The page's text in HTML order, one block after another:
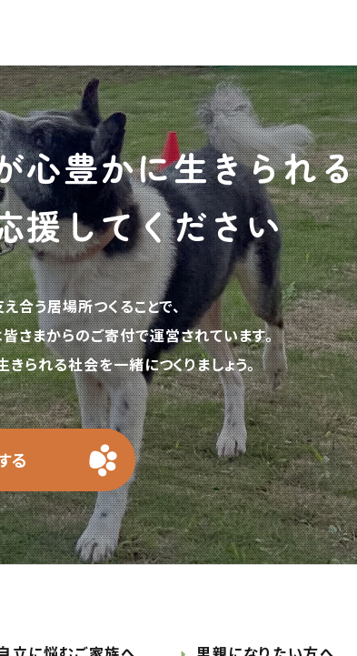
心豊かに生きられる
援してください
合う居場所つくることで、
まからのご寄付で運営されています。
られる社会を一緒につくりましょう。
る